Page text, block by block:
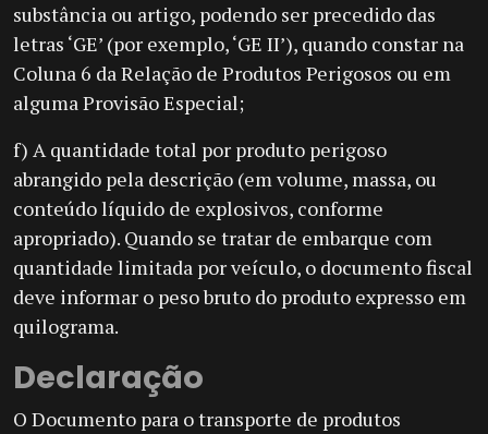
substância ou artigo, podendo ser precedido das
letras ‘GE’ (por exemplo, ‘GE II’), quando constar na
Coluna 6 da Relação de Produtos Perigosos ou em
alguma Provisão Especial;
f) A quantidade total por produto perigoso
abrangido pela descrição (em volume, massa, ou
conteúdo líquido de explosivos, conforme
apropriado). Quando se tratar de embarque com
quantidade limitada por veículo, o documento fiscal
deve informar o peso bruto do produto expresso em
quilograma.
Declaração
O Documento para o transporte de produtos